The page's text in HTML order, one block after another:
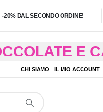
-20% DAL SECONDO ORDINE!
E
IN 24/48
REMOTE
CHI SIAMO IL MIO ACCOUNT